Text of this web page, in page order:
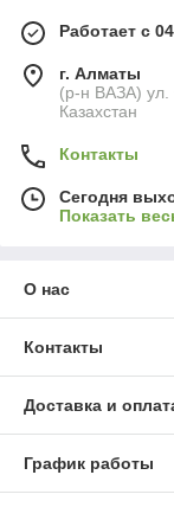
Работает с
г. Алматы
(р-н ВАЗА) ул.
Казахстан
Контакты
Сегодня
Показать
О нас
Контакты
Доставка и
График работы